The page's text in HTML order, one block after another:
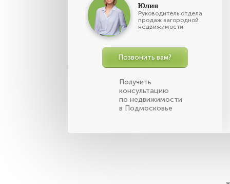
Юлия
Руководитель отдела
продаж загородной
недвижимости
Позвонить вам?
Получить
консультацию
по недвижимости
в Подмосковье